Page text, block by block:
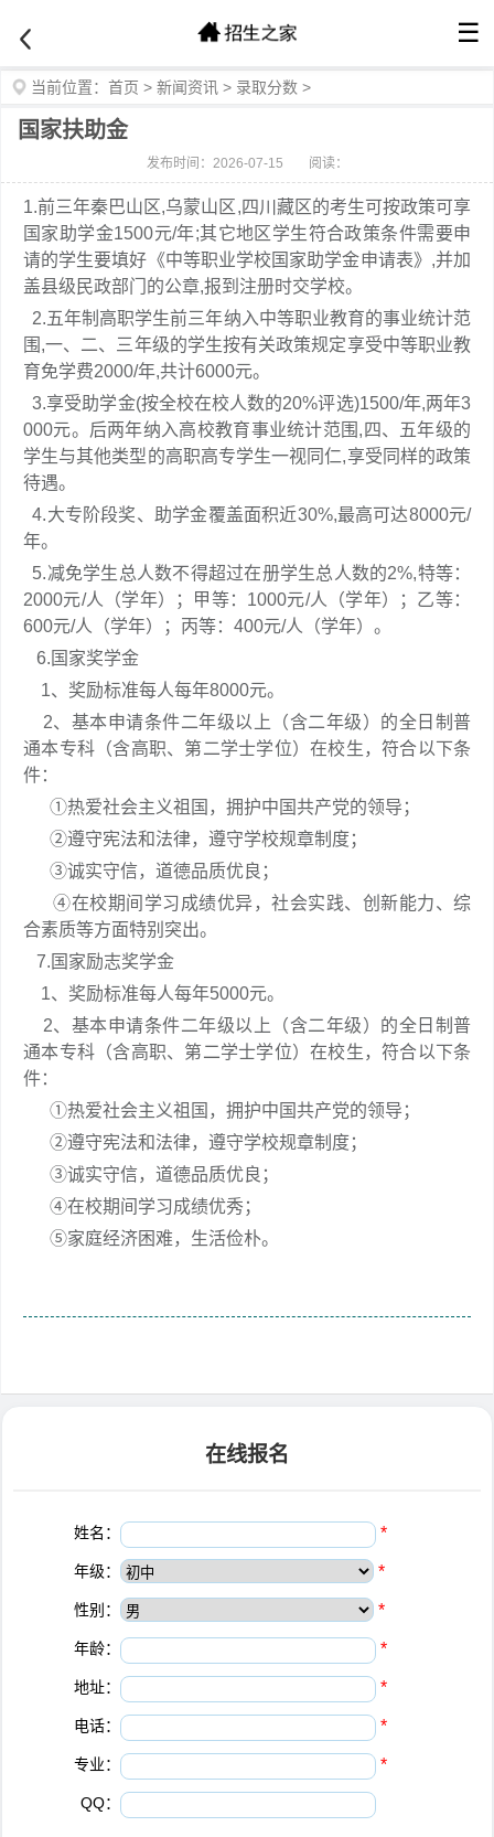
☰
当前位置： 首页 > 新闻资讯 > 录取分数 >
国家扶助金
发布时间：2026-07-15 阅读：
1.前三年秦巴山区,乌蒙山区,四川藏区的考生可按政策可享
国家助学金1500元/年;其它地区学生符合政策条件需要申
请的学生要填好《中等职业学校国家助学金申请表》,并加
盖县级民政部门的公章,报到注册时交学校。
2.五年制高职学生前三年纳入中等职业教育的事业统计范
围,一、二、三年级的学生按有关政策规定享受中等职业教
育免学费2000/年,共计6000元。
3.享受助学金(按全校在校人数的20%评选)1500/年,两年3
000元。后两年纳入高校教育事业统计范围,四、五年级的
学生与其他类型的高职高专学生一视同仁,享受同样的政策
待遇。
4.大专阶段奖、助学金覆盖面积近30%,最高可达8000元/
年。
5.减免学生总人数不得超过在册学生总人数的2%,特等：
2000元/人（学年）；甲等：1000元/人（学年）；乙等：
600元/人（学年）；丙等：400元/人（学年）。
6.国家奖学金
1、奖励标准每人每年8000元。
2、基本申请条件二年级以上（含二年级）的全日制普
通本专科（含高职、第二学士学位）在校生，符合以下条
件：
①热爱社会主义祖国，拥护中国共产党的领导；
②遵守宪法和法律，遵守学校规章制度；
③诚实守信，道德品质优良；
④在校期间学习成绩优异，社会实践、创新能力、综
合素质等方面特别突出。
7.国家励志奖学金
1、奖励标准每人每年5000元。
2、基本申请条件二年级以上（含二年级）的全日制普
通本专科（含高职、第二学士学位）在校生，符合以下条
件：
①热爱社会主义祖国，拥护中国共产党的领导；
②遵守宪法和法律，遵守学校规章制度；
③诚实守信，道德品质优良；
④在校期间学习成绩优秀；
⑤家庭经济困难，生活俭朴。
在线报名
姓名： *
年级： *
性别： *
年龄： *
地址： *
电话： *
专业： *
QQ：